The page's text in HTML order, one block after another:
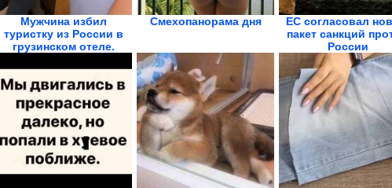
Мужчина избил
туристку из России в
грузинском отеле.
Смехопанорама дня
ЕС согласовал
пакет санкций
России